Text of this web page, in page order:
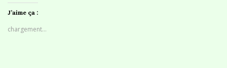
J’aime ça :
chargement…